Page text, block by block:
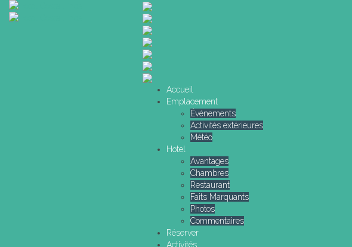
Accueil
Emplacement
Événements
Activités extérieures
Météo
Hotel
Avantages
Chambres
Restaurant
Faits Marquants
Photos
Commentaires
Réserver
Activités